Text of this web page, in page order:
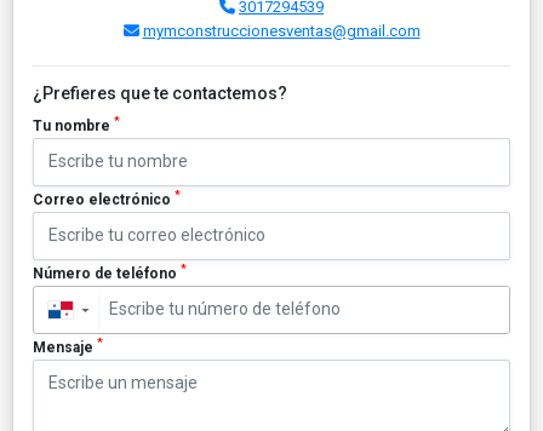
3017294539
mymconstruccionesventas@gmail.com
¿Prefieres que te contactemos?
Tu nombre *
Correo electrónico *
Número de teléfono *
▼
Mensaje *